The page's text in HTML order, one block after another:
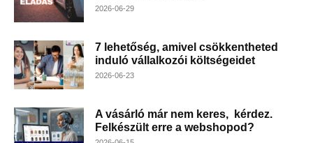
2026-06-29
7 lehetőség, amivel csökkentheted
induló vállalkozói költségeidet
2026-06-23
A vásárló már nem keres, kérdez.
Felkészült erre a webshopod?